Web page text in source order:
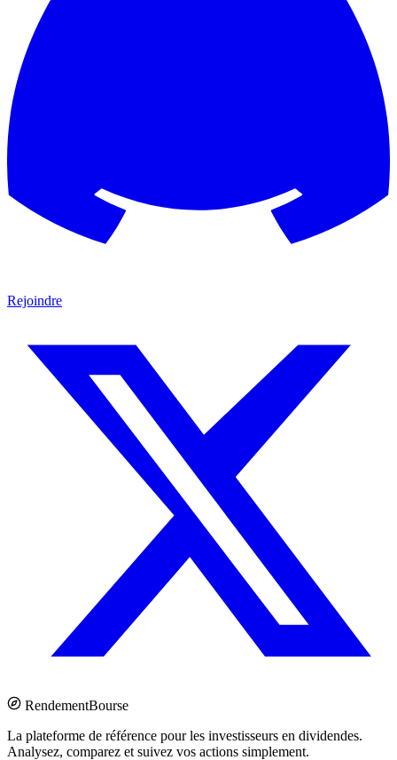
Rejoindre
RendementBourse
La plateforme de référence pour les investisseurs en dividendes.
Analysez, comparez et suivez vos actions simplement.